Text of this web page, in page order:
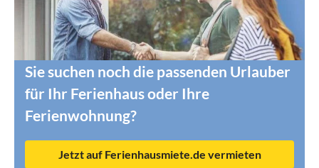
Sie suchen noch die passenden Urlauber
für Ihr Ferienhaus oder Ihre
Ferienwohnung?
Jetzt auf Ferienhausmiete.de vermieten